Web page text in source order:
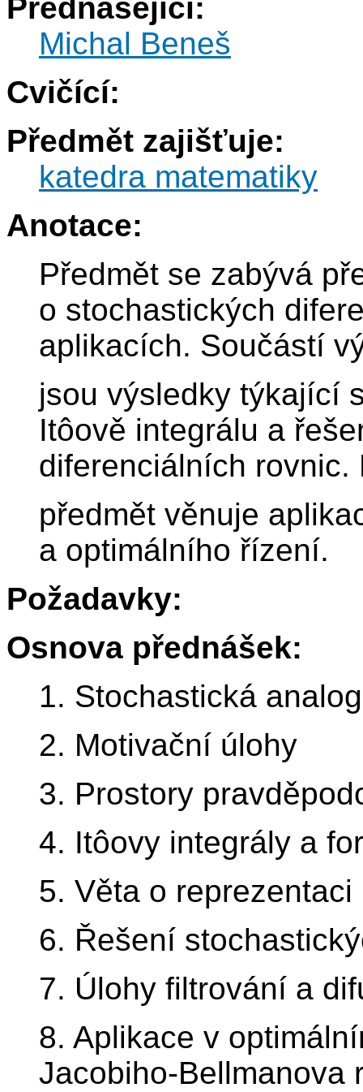
Přednášející:
Michal Beneš
Cvičící:
Předmět zajišťuje:
katedra matematiky
Anotace:
Předmět se zabývá
o stochastických
aplikacích. Součástí
jsou výsledky týkající
Itôově integrálu a
diferenciálních rovnic.
předmět věnuje
a optimálního řízení.
Požadavky:
Osnova přednášek:
1. Stochastická
2. Motivační úlohy
3. Prostory
4. Itôovy integrály a
5. Věta o reprezentaci
6. Řešení
7. Úlohy filtrování a
8. Aplikace v
Jacobiho-Bellmanova